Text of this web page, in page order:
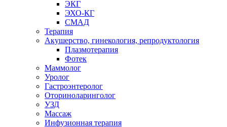
ЭКГ
ЭХО-КГ
СМАД
Терапия
Акушерство, гинекология, репродуктология
Плазмотерапия
Фотек
Маммолог
Уролог
Гастроэнтеролог
Оториноларинголог
УЗД
Массаж
Инфузионная терапия